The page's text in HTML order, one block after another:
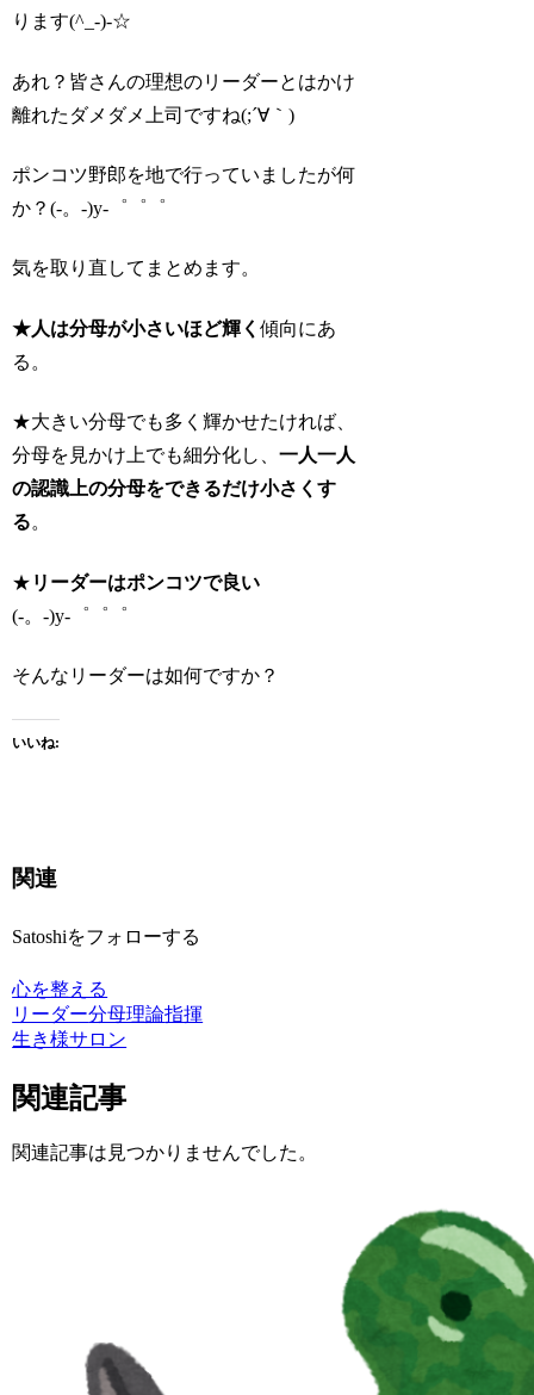
ります(^_-)-☆
あれ？皆さんの理想のリーダーとはかけ
離れたダメダメ上司ですね(;´∀｀)
ポンコツ野郎を地で行っていましたが何
か？(-。-)y-゜゜゜
気を取り直してまとめます。
★人は分母が小さいほど輝く傾向にあ
る。
★大きい分母でも多く輝かせたければ、
分母を見かけ上でも細分化し、一人一人
の認識上の分母をできるだけ小さくす
る。
★ リーダーはポンコツで良い
(-。-)y-゜゜゜
そんなリーダーは如何ですか？
いいね:
関連
Satoshiをフォローする
心を整える
リーダー分母理論指揮
生き様サロン
関連記事
関連記事は見つかりませんでした。